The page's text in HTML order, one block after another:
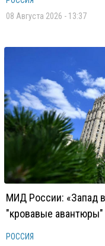
08 Августа 2026 - 13:37
МИД России: «Запад
"кровавые авантюры"
РОССИЯ